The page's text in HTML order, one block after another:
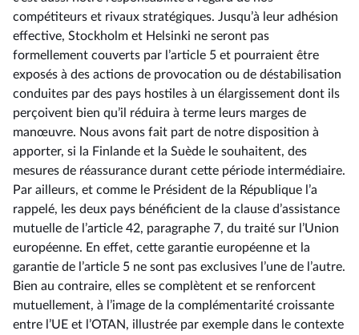
compétiteurs et rivaux stratégiques. Jusqu’à leur adhésion
effective, Stockholm et Helsinki ne seront pas
formellement couverts par l’article 5 et pourraient être
exposés à des actions de provocation ou de déstabilisation
conduites par des pays hostiles à un élargissement dont ils
perçoivent bien qu’il réduira à terme leurs marges de
manœuvre. Nous avons fait part de notre disposition à
apporter, si la Finlande et la Suède le souhaitent, des
mesures de réassurance durant cette période intermédiaire.
Par ailleurs, et comme le Président de la République l’a
rappelé, les deux pays bénéficient de la clause d’assistance
mutuelle de l’article 42, paragraphe 7, du traité sur l’Union
européenne. En effet, cette garantie européenne et la
garantie de l’article 5 ne sont pas exclusives l’une de l’autre.
Bien au contraire, elles se complètent et se renforcent
mutuellement, à l’image de la complémentarité croissante
entre l’UE et l’OTAN, illustrée par exemple dans le contexte